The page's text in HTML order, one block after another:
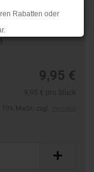
Rabatten oder
kommen.
9,95 €